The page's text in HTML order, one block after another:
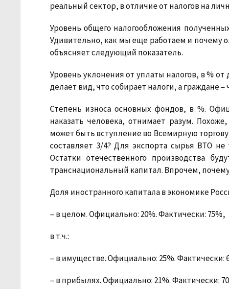
реальный сектор, в отличие от налогов на
Уровень общего налогообложения
Удивительно, как мы еще работаем и почему
объясняет следующий показатель.
Уровень уклонения от уплаты налогов, в % от
делает вид, что собирает налоги, а граждане –
Степень износа основных фондов, в %.
наказать человека, отнимает разум.
может быть вступление во Всемирную
составляет 3/4? Для экспорта сырья ВТО не
Остатки отечественного производства
транснациональный капитал. Впрочем,
Доля иностранного капитала в экономике
– в целом. Официально: 20%. Фактически: 75%,
в т.ч.:
– в имуществе. Официально: 25%. Фактически:
– в прибылях. Официально: 21%. Фактически: